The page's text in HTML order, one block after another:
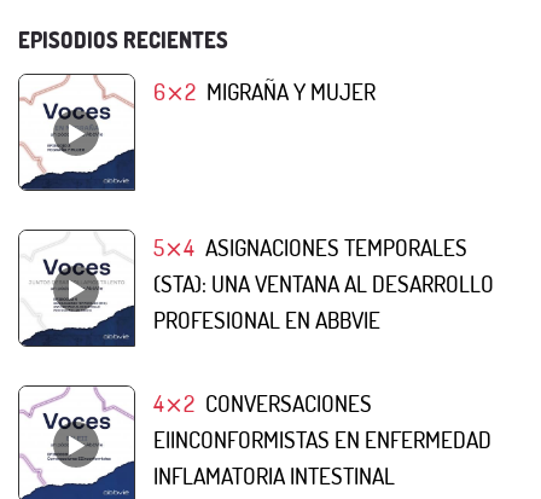
EPISODIOS RECIENTES
6⨯2 MIGRAÑA Y MUJER
5⨯4 ASIGNACIONES TEMPORALES
(STA): UNA VENTANA AL DESARROLLO
PROFESIONAL EN ABBVIE
4⨯2 CONVERSACIONES
EIINCONFORMISTAS EN ENFERMEDAD
INFLAMATORIA INTESTINAL